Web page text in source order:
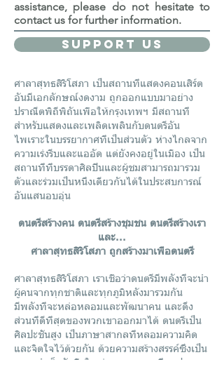
assistance, please do not hesitate to
contact us for further information.
SUPPORT US
ศาลาสุทธสิริโสภา เป็นสถานที่แสดงคอนเสิร์ต
อันมีเอกลักษณ์งดงาม ถูกออกแบบมาอย่าง
ปราณีตพิถีพิถันเพื่อให้กรุงเทพฯ มีสถานที่
สำหรับแสดงและเพลิดเพลินกับดนตรีอัน
ไพเราะในบรรยากาศที่เป็นส่วนตัว ห่างไกลจาก
ความเร่งรีบและแออัด แต่ยังคงอยู่ในเมือง เป็น
สถานที่ที่บรรดาศิลปินและผู้ชมสามารถมารวม
ตัวและร่วมเป็นหนึ่งเดียวกันได้ในประสบการณ์
อันแสนอบอุ่น
ดนตรีสร้างคน ดนตรีสร้างชุมชน ดนตรีสร้างเรา
และ...
ศาลาสุทธสิริโสภา ถูกสร้างมาเพื่อดนตรี
ศาลาสุทธสิริโสภา เราเชื่อว่าดนตรีมีพลังที่จะนำ
ผู้คนจากทุกชาติและทุกภูมิหลังมารวมกัน
มีพลังที่จะหล่อหลอมและพัฒนาคน และดึง
ส่วนที่ดีที่สุดของพวกเขาออกมาได้ ดนตรีเป็น
ศิลปะชั้นสูง เป็นภาษาสากลที่หลอมความคิด
และจิตใจไว้ด้วยกัน ด้วยความสร้างสรรค์ซึ่งเป็น
ความสำเร็จอันยิ่งใหญ่และยาวนานที่สุดประการ